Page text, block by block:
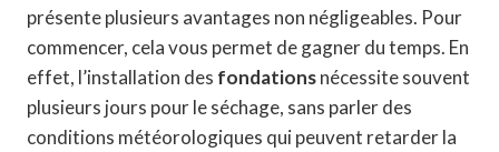
présente plusieurs avantages non négligeables. Pour
commencer, cela vous permet de gagner du temps. En
effet, l’installation des fondationsnécessite souvent
plusieurs jours pour le séchage, sans parler des
conditions météorologiques qui peuvent retarder la